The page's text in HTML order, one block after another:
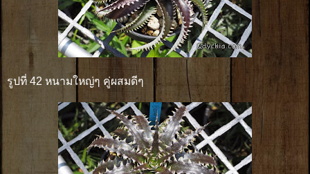
รูปที่ 42 หนามใหญ่ๆ คู่ผสมดีๆ